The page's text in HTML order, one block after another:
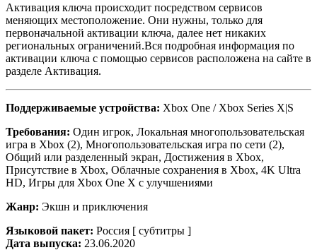
Активация ключа происходит посредством сервисов
меняющих местоположение. Они нужны, только для
первоначальной активации ключа, далее нет никаких
региональных ограничений.Вся подробная информация по
активации ключа с помощью сервисов расположена на сайте в
разделе Активация.
Поддерживаемые устройства: Xbox One / Xbox Series X|S
Требования: Один игрок, Локальная многопользовательская
игра в Xbox (2), Многопользовательская игра по сети (2),
Общий или разделенный экран, Достижения в Xbox,
Присутствие в Xbox, Облачные сохранения в Xbox, 4K Ultra
HD, Игры для Xbox One X с улучшениями
Жанр: Экшн и приключения
Языковой пакет: Россия [ субтитры ]
Дата выпуска: 23.06.2020